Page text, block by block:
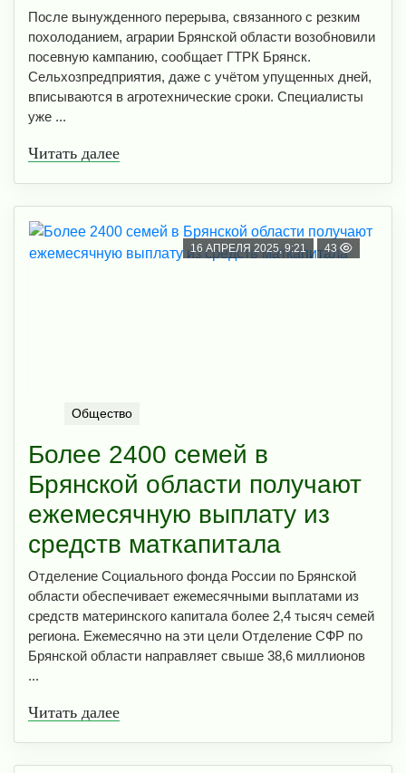
После вынужденного перерыва, связанного с резким
похолоданием, аграрии Брянской области возобновили
посевную кампанию, сообщает ГТРК Брянск.
Сельхозпредприятия, даже с учётом упущенных дней,
вписываются в агротехнические сроки. Специалисты
уже ...
Читать далее
16 АПРЕЛЯ 2025, 9:21 43
Общество
Более 2400 семей в
Брянской области получают
ежемесячную выплату из
средств маткапитала
Отделение Социального фонда России по Брянской
области обеспечивает ежемесячными выплатами из
средств материнского капитала более 2,4 тысяч семей
региона. Ежемесячно на эти цели Отделение СФР по
Брянской области направляет свыше 38,6 миллионов
...
Читать далее